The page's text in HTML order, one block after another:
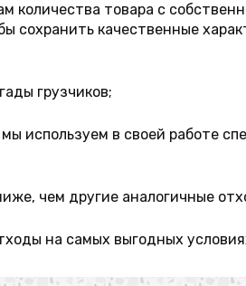
количества товара с
сохранить качественные
грузчиков;
используем в своей работе
чем другие аналогичные
на самых выгодных